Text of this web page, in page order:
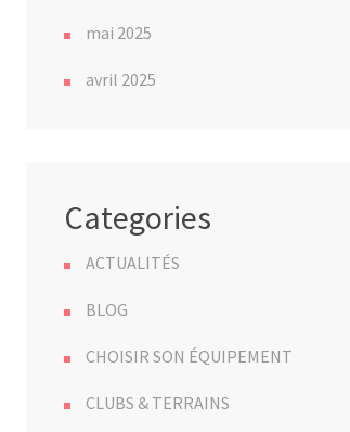
mai 2025
avril 2025
Categories
ACTUALITÉS
BLOG
CHOISIR SON ÉQUIPEMENT
CLUBS & TERRAINS